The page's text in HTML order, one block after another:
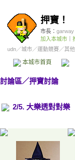
押寶！
市長： garway
加入本城市
udn／城市／運動競賽／其他
本城市首頁
討論區／押寶討論
2/5. 大樂透對對樂